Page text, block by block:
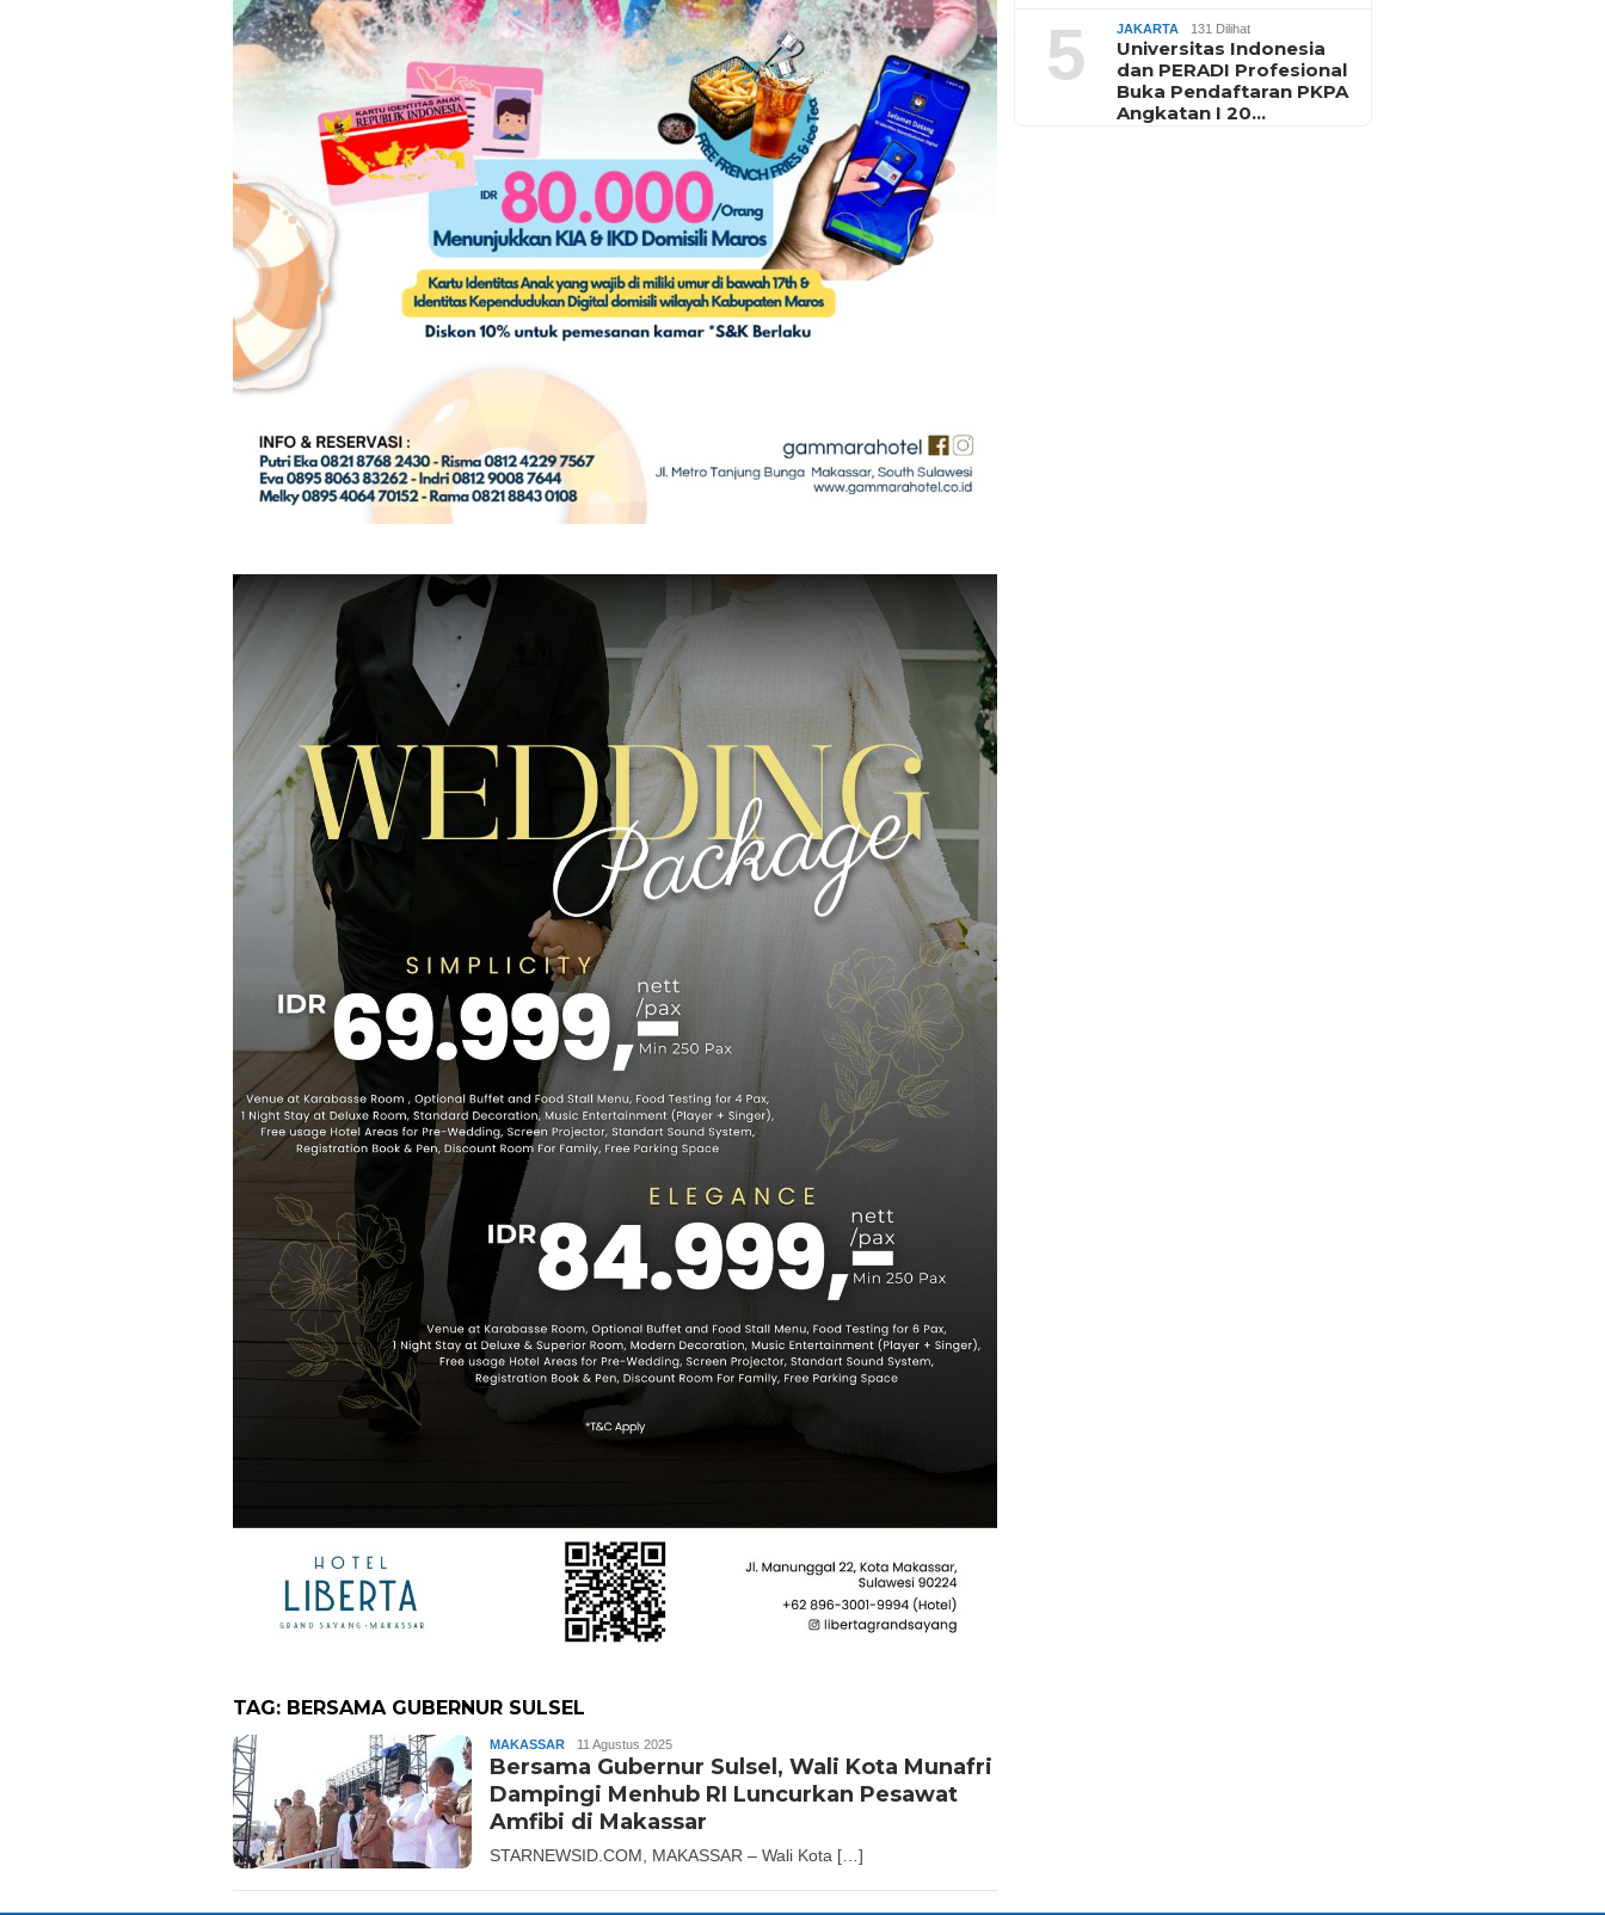
TAG: BERSAMA GUBERNUR SULSEL
MAKASSAR Andika
11 Agustus 2025
Bersama Gubernur Sulsel, Wali Kota Munafri
Dampingi Menhub RI Luncurkan Pesawat
Amfibi di Makassar
STARNEWSID.COM, MAKASSAR – Wali Kota […]
5 JAKARTA 131 Dilihat
Universitas Indonesia
dan PERADI Profesional
Buka Pendaftaran PKPA
Angkatan I 20…